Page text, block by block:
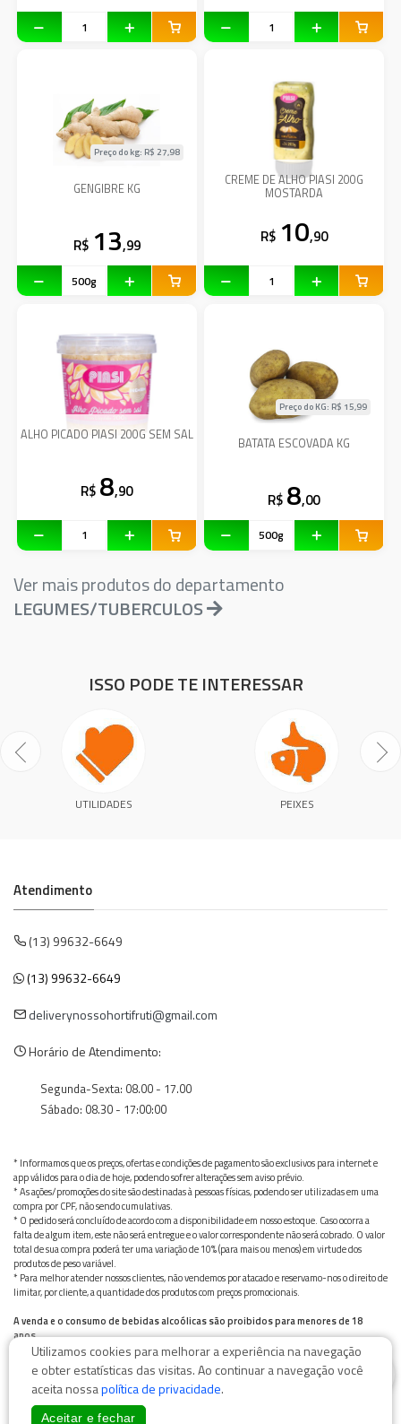
GENGIBRE KG
Preço do kg: R$ 27,98
R$ 13,99
CREME DE ALHO PIASI 200G
MOSTARDA
R$ 10,90
ALHO PICADO PIASI 200G SEM SAL
R$ 8,90
BATATA ESCOVADA KG
Preço do KG: R$ 15,99
R$ 8,00
Ver mais produtos do departamento
LEGUMES/TUBERCULOS
ISSO PODE TE INTERESSAR
UTILIDADES PEIXES
Atendimento
(13) 99632-6649
(13) 99632-6649
deliverynossohortifruti@gmail.com
Horário de Atendimento:
Segunda-Sexta: 08.00 - 17.00
Sábado: 08.30 - 17:00:00
* Informamos que os preços, ofertas e condições de pagamento são exclusivos para internet e
app válidos para o dia de hoje, podendo sofrer alterações sem aviso prévio.
* As ações/promoções do site são destinadas à pessoas físicas, podendo ser utilizadas em uma
compra por CPF, não sendo cumulativas.
* O pedido será concluído de acordo com a disponibilidade em nosso estoque. Caso ocorra a
falta de algum item, este não será entregue e o valor correspondente não será cobrado. O valor
total de sua compra poderá ter uma variação de 10% (para mais ou menos) em virtude dos
produtos de peso variável.
* Para melhor atender nossos clientes, não vendemos por atacado e reservamo-nos o direito de
limitar, por cliente, a quantidade dos produtos com preços promocionais.
A venda e o consumo de bebidas alcoólicas são proibidos para menores de 18
anos.
Bebida alcoólica pode causar dependência química e, em excesso, provoca graves males à saúde.
Beba com moderação
Utilizamos cookies para melhorar a experiência na navegação
e obter estatísticas das visitas. Ao continuar a navegação você
aceita nossapolítica de privacidade.
Aceitar e fechar